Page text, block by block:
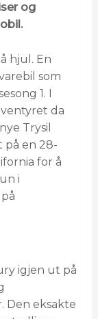
og
hjul. En
som
1. I
da
Trysil
på en 28-
for å
i
igjen ut på
Den eksakte